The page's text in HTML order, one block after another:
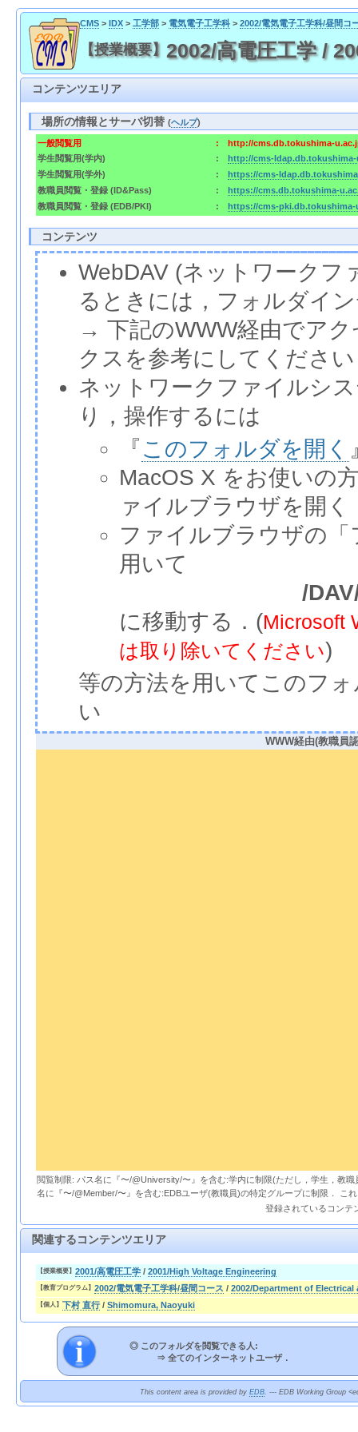
CMS> IDX> 工学部> 電気電子工学科> 2002/電気電子工学科/昼間コ
【授業概要】 2002/高電圧工学 /
コンテンツエリア
場所の情報とサーバ切替(ヘルプ)
一般閲覧用 :
http://cms.db.tokushima-
学生閲覧用(学内)
:
http://cms-ldap.db.tokushima-
学生閲覧用(学外)
:
https://cms-
教職員閲覧・登録 (ID&Pass)
:
https://cms.db.tokushima-
教職員閲覧・登録 (EDB/PKI)
: https://cms-pki.db.tokushima-
コンテンツ
WebDAV (ネットワーク
るときには，フォルダイ
→ 下記のWWW経由でア
クスを参考にしてくださ
ネットワークファイルシ
り，操作するには
『このフォルダを開く
MacOS X をお使いの
ァイルブラウザを開く
ファイルブラウザの
用いて
/
に移動する．(Microsoft
は取り除いてください)
等の方法を用いてこのフ
い
WWW経由(教職員
閲覧制限: パス名に『〜/@University/〜』を含む:学内に制限(ただし，学生，教
名に『〜/@Member/〜』を含む:EDBユーザ(教職員)の特定グループに制限． こ
登録されているコンテ
関連するコンテンツエリア
【授業概要】 2001/高電圧工学 / 2001/High Voltage Engineering
【教育プログラム】 2002/電気電子工学科/昼間コース / 2002/Department of
【個人】 下村 直行 / Shimomura, Naoyuki
◎ このフォルダを閲覧できる人:
⇒ 全てのインターネットユーザ．
This content area is provided by EDB. --- EDB Working Group